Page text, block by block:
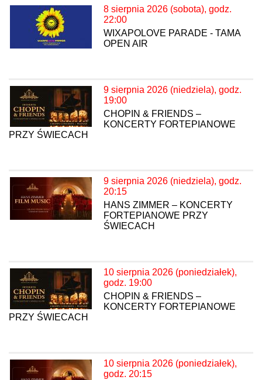
8 sierpnia 2026 (sobota), godz.
22:00
WIXAPOLOVE PARADE - TAMA
OPEN AIR
9 sierpnia 2026 (niedziela), godz.
19:00
CHOPIN & FRIENDS –
KONCERTY FORTEPIANOWE
PRZY ŚWIECACH
9 sierpnia 2026 (niedziela), godz.
20:15
HANS ZIMMER – KONCERTY
FORTEPIANOWE PRZY
ŚWIECACH
10 sierpnia 2026 (poniedziałek),
godz. 19:00
CHOPIN & FRIENDS –
KONCERTY FORTEPIANOWE
PRZY ŚWIECACH
10 sierpnia 2026 (poniedziałek),
godz. 20:15